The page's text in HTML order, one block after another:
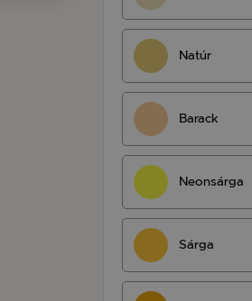
Natúr
Barack
Neonsárga
Sárga